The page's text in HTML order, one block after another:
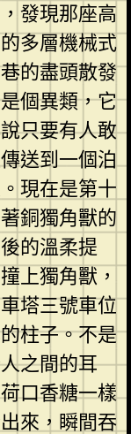
發現那座高
多層機械式
的盡頭散發
個異類，它
只要有人敢
送到一個泊
現在是第十
銅獨角獸的
的溫柔提
上獨角獸，
塔三號車位
柱子。不是
之間的耳
口香糖一樣
來，瞬間吞